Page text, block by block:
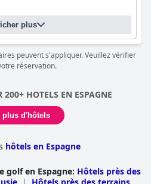
plus
peuvent s'appliquer. Veuillez vérifier
réservation.
HOTELS EN ESPAGNE
plus d'hôtels
hôtels en Espagne
golf en Espagne: Hôtels près des